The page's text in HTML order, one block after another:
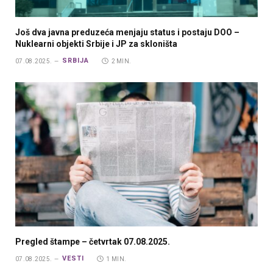
Još dva javna preduzeća menjaju status i postaju DOO –
Nuklearni objekti Srbije i JP za skloništa
07.08.2025. SRBIJA 2 MIN.
Pregled štampe – četvrtak 07.08.2025.
07.08.2025. VESTI 1 MIN.